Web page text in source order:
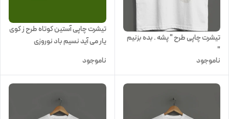
تیشرت چاپی طرح " پشه . بده بزنیم
"
ناموجود
تیشرت چاپی آستین کوتاه طرح ز کوی
یار می آید نسیم باد نوروزی
ناموجود